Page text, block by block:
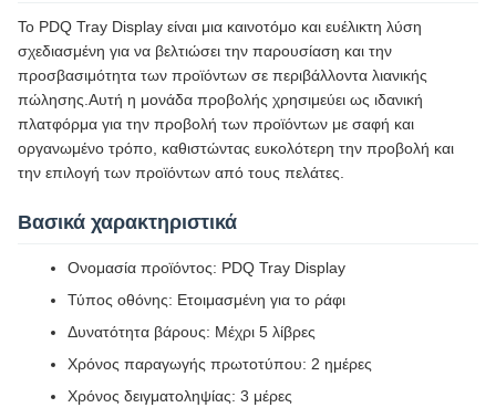
Το PDQ Tray Display είναι μια καινοτόμο και ευέλικτη λύση
σχεδιασμένη για να βελτιώσει την παρουσίαση και την
προσβασιμότητα των προϊόντων σε περιβάλλοντα λιανικής
πώλησης.Αυτή η μονάδα προβολής χρησιμεύει ως ιδανική
πλατφόρμα για την προβολή των προϊόντων με σαφή και
οργανωμένο τρόπο, καθιστώντας ευκολότερη την προβολή και
την επιλογή των προϊόντων από τους πελάτες.
Βασικά χαρακτηριστικά
Ονομασία προϊόντος: PDQ Tray Display
Τύπος οθόνης: Ετοιμασμένη για το ράφι
Δυνατότητα βάρους: Μέχρι 5 λίβρες
Χρόνος παραγωγής πρωτοτύπου: 2 ημέρες
Χρόνος δειγματοληψίας: 3 μέρες